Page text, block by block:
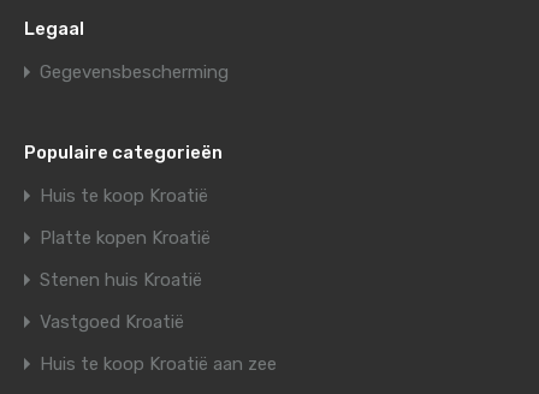
Legaal
Gegevensbescherming
Populaire categorieën
Huis te koop Kroatië
Platte kopen Kroatië
Stenen huis Kroatië
Vastgoed Kroatië
Huis te koop Kroatië aan zee